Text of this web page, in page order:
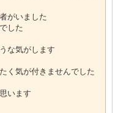
がいました
した
な気がします
気が付きませんでした
います